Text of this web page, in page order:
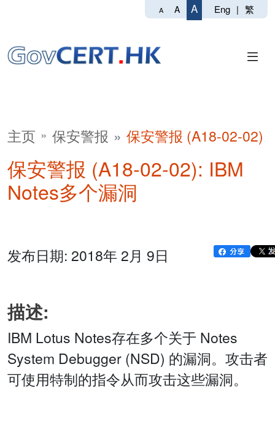
A A A Eng | 繁
主页 保安警报 保安警报 (A18-02-02)
保安警报 (A18-02-02): IBM
Notes多个漏洞
发布日期: 2018年 2月 9日
描述:
IBM Lotus Notes存在多个关于 Notes
System Debugger (NSD) 的漏洞。攻击者
可使用特制的指令从而攻击这些漏洞。